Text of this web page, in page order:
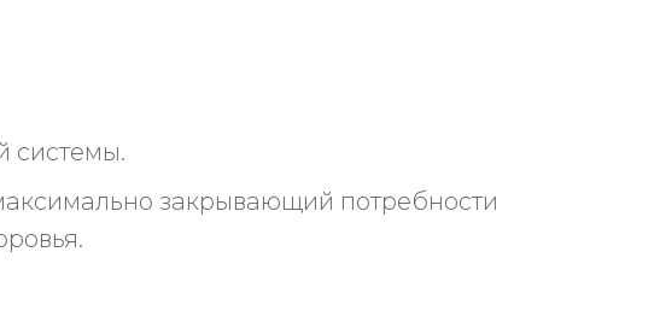
системы.
закрывающий потребности